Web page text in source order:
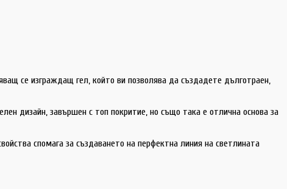
се изграждащ гел, който ви позволява да създадете дълготраен,
дизайн, завършен с топ покритие, но също така е отлична основа за
спомага за създаването на перфектна линия на светлината